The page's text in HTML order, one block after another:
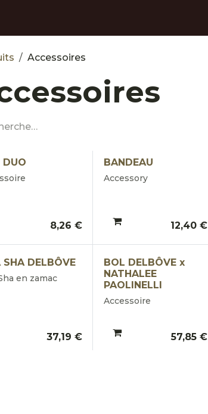
Accessoires
DUO
8,26 €
BANDEAU
Accessory
12,40 €
SHA DELBÔVE
en zamac
37,19 €
BOL DELBÔVE x
NATHALEE
PAOLINELLI
Accessoire
57,85 €